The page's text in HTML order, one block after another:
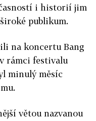
i historií jim
publikum.
na koncertu Bang
rámci festivalu
minulý měsíc
větou nazvanou